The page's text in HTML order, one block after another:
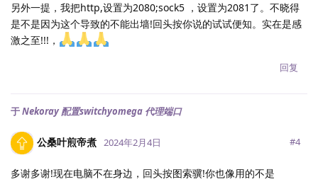
另外一提，我把http,设置为2080;sock5 ，设置为2081了。不晓得
是不是因为这个导致的不能出墙!回头按你说的试试便知。实在是感
激之至!!!，
回复
于Nekoray 配置switchyomega 代理端口
公桑叶煎帝煮 2024年2月4日 #4
多谢多谢!现在电脑不在身边，回头按图索骥!你也像用的不是